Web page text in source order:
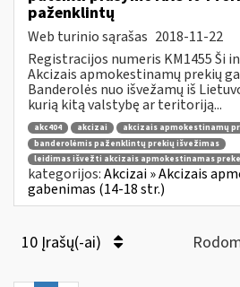
paženklintų
Web turinio sąrašas 2018-11-22
Registracijos numeris KM1455 Ši
Akcizais apmokestinamų prekių
Banderolės nuo išvežamų iš
kurią kitą valstybę ar teritoriją...
akc404 akcizai
akcizais apmokestinamų
banderolėmis paženklintų prekių išvežimas
leidimas išvežti akcizais apmokestinamas
kategorijos:Akcizai » Akcizais
gabenimas (14-18 str.)
10 Įrašų(-ai)